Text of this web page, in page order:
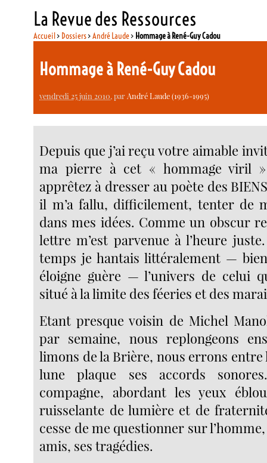
La Revue des Ressources
Accueil> Dossiers>André Laude> Hommage à René-Guy Cadou
Hommage à René-Guy Cadou
vendredi 25 juin 2010, parAndré Laude (1936-1995)
Depuis que j’ai reçu votre aimable
ma pierre à cet « hommage viril
apprêtez à dresser au poète des
il m’a fallu, difficilement, tenter de
dans mes idées. Comme un obscur
lettre m’est parvenue à l’heure
temps je hantais littéralement —
éloigne guère — l’univers de celui
situé à la limite des féeries et des
Etant presque voisin de Michel
par semaine, nous replongeons
limons de la Brière, nous errons entre
lune plaque ses accords
compagne, abordant les yeux
ruisselante de lumière et de
cesse de me questionner sur
amis, ses tragédies.